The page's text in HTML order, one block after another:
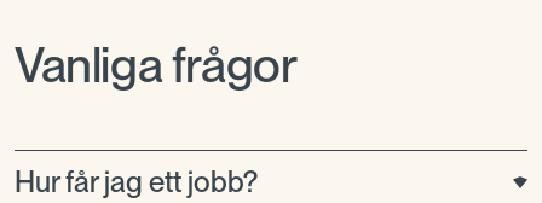
Vanliga frågor
Hur får jag ett jobb?